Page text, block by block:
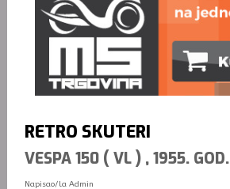
RETRO SKUTERI
VESPA 150 ( VL ) , 1955. GOD.
Napisao/la Admin